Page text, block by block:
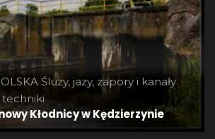
Śluzy, jazy, zapory i kanały
Kłodnicy w Kędzierzynie